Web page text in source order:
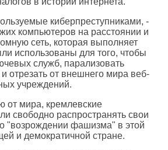
киберпреступниками, -
компьютеров на расстоянии и
сеть, которая выполняет
использованы для того, чтобы
служб, парализовать
отрезать от внешнего мира веб-
учреждений.
от мира, кремлевские
свободно распространять свои
"возрождении фашизма" в этой
и демократичной стране.